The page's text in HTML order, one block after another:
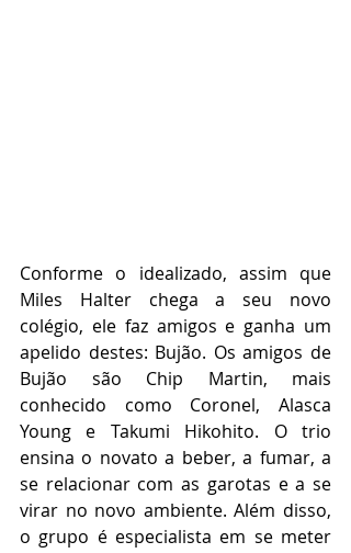
Conforme o idealizado, assim que
Miles Halter chega a seu novo
colégio, ele faz amigos e ganha um
apelido destes: Bujão. Os amigos de
Bujão são Chip Martin, mais
conhecido como Coronel, Alasca
Young e Takumi Hikohito. O trio
ensina o novato a beber, a fumar, a
se relacionar com as garotas e a se
virar no novo ambiente. Além disso,
o grupo é especialista em se meter